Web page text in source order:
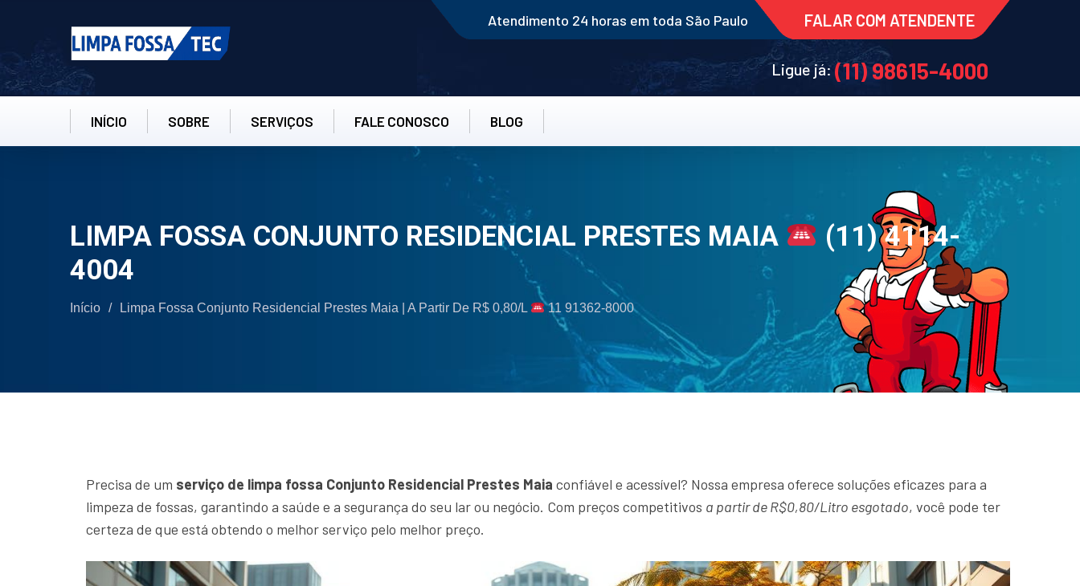
Atendimento 24 horas em toda São Paulo FALAR COM ATENDENTE
Ligue já: (11) 98615-4000
INÍCIO SOBRE SERVIÇOS FALE CONOSCO BLOG
LIMPA FOSSA CONJUNTO RESIDENCIAL PRESTES MAIA
(11) 4114-
4004
Início / Limpa Fossa Conjunto Residencial Prestes Maia | A Partir De R$ 0,80/L 11 91362-8000
Precisa de um serviço de limpa fossa Conjunto Residencial Prestes Maia confiável e acessível? Nossa empresa oferece soluções eficazes para a
limpeza de fossas, garantindo a saúde e a segurança do seu lar ou negócio. Com preços competitivos a partir de R$0,80/Litro esgotado, você pode ter
certeza de que está obtendo o melhor serviço pelo melhor preço.